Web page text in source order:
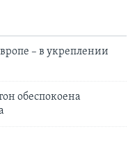
– в укреплении
обеспокоена